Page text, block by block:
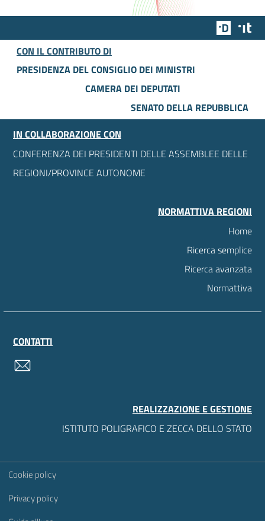
Team
CON IL CONTRIBUTO DI
PRESIDENZA DEL CONSIGLIO DEI MINISTRI
CAMERA DEI DEPUTATI
SENATO DELLA REPUBBLICA
IN COLLABORAZIONE CON
CONFERENZA DEI PRESIDENTI DELLE ASSEMBLEE DELLE
REGIONI/PROVINCE AUTONOME
NORMATTIVA REGIONI
Home
Ricerca semplice
Ricerca avanzata
Normattiva
CONTATTI
REALIZZAZIONE E GESTIONE
ISTITUTO POLIGRAFICO E ZECCA DELLO STATO
Sezione Link Utili
Cookie policy
Privacy policy